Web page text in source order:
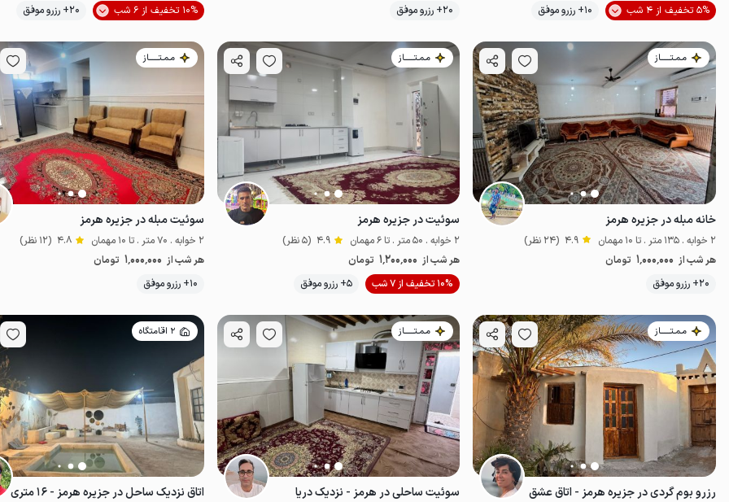
5% تخفیف از 4 شب
10+ رزرو موفق اقتصادی موقعیت در نقشه
20+ رزرو موفق
اقتصادی پت‌نواز
10% تخفیف از 6 شب
20+ رزرو موفق
مـمـتــــــاز
خانه مبله در جزیره هرمز
2 خوابه . 135 متر . تا 10 مهمان 4.9 (24 نظر)
هر شب از 1٬000٬000 تومان
20+ رزرو موفق
اقتصادی موقعیت در نقشه
مـمـتــــــاز
سوئیت در جزیره هرمز
2 خوابه . 50 متر . تا 6 مهمان 4.9 (5 نظر)
هر شب از 1٬200٬000 تومان
10% تخفیف از 7 شب
5+ رزرو موفق اقتصادی
مـمـتــــــاز
سوئیت مبله در جزیره هرمز
2 خوابه . 70 متر . تا 10 مهمان 4.8 (12 نظر)
هر شب از 1٬000٬000 تومان
10+ رزرو موفق
مـمـتــــــاز
رزرو بوم گردی در جزیره هرمز - اتاق عشق
مـمـتــــــاز
سوئیت ساحلی در هرمز - نزدیک دریا
2 اقامتگاه
اتاق نزدیک ساحل در جزیره هرمز - ۱۶ متری